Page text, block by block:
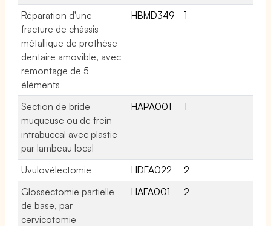
Réparation d'une
fracture de châssis
métallique de prothèse
dentaire amovible, avec
remontage de 5
éléments
HBMD349 1
Section de bride
muqueuse ou de frein
intrabuccal avec plastie
par lambeau local
HAPA001 1
Uvulovélectomie HDFA022
2
Glossectomie partielle
de base, par
cervicotomie
HAFA001 2